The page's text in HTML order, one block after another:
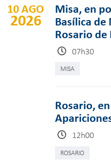
10 AGO
2026
Misa, en
Basílica de
Rosario de
07h30
MISA
Rosario,
12h00
ROSARIO